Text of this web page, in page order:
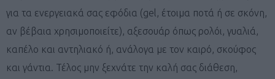
για τα ενεργειακά σας εφόδια (gel, έτοιμα ποτά ή σε σκόνη,
αν βέβαια χρησιμοποιείτε), αξεσουάρ όπως ρολόι, γυαλιά,
καπέλο και αντηλιακό ή, ανάλογα με τον καιρό, σκούφος
και γάντια. Τέλος μην ξεχνάτε την καλή σας διάθεση,